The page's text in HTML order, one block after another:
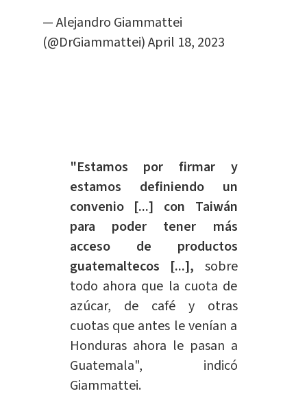
— Alejandro Giammattei
(@DrGiammattei)April 18, 2023
"Estamos por firmar y
estamos definiendo un
convenio [...] con Taiwán
para poder tener más
acceso de productos
guatemaltecos [...], sobre
todo ahora que la cuota de
azúcar, de café y otras
cuotas que antes le venían a
Honduras ahora le pasan a
Guatemala", indicó
Giammattei.